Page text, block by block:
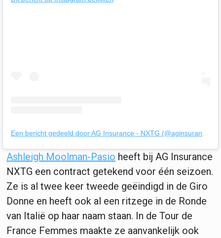
Ashleigh Moolman-Pasio heeft bij AG Insurance
NXTG een contract getekend voor één seizoen.
Ze is al twee keer tweede geëindigd in de Giro
Donne en heeft ook al een ritzege in de Ronde
van Italië op haar naam staan. In de Tour de
France Femmes maakte ze aanvankelijk ook